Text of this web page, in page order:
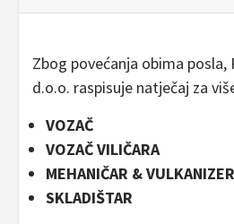
Zbog povećanja obima posla,
d.o.o. raspisuje natječaj za
VOZAČ
VOZAČ VILIČARA
MEHANIČAR & VULKANIZER
SKLADIŠTAR